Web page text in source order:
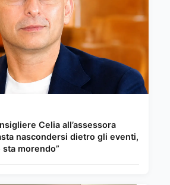
Celia all’assessora
nascondersi dietro gli eventi,
morendo”